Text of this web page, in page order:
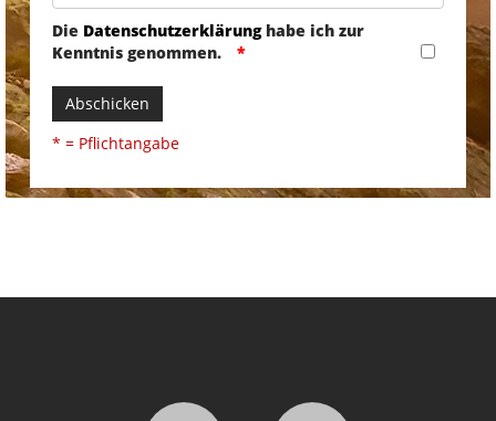
Die Datenschutzerklärunghabe ich zur
Kenntnis genommen.
Abschicken
* = Pflichtangabe